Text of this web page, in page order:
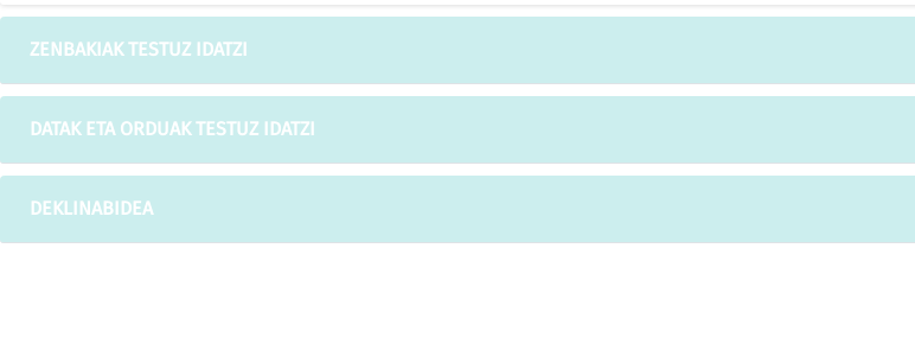
ZENBAKIAK TESTUZ IDATZI
DATAK ETA ORDUAK TESTUZ IDATZI
DEKLINABIDEA